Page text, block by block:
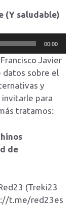
(Y saludable)
00:00
Javier
datos sobre el
y
invitarle para
tratamos:
de
(Treki23
t.me/red23es